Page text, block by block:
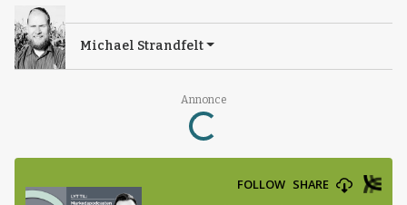
Annonce
Loading...
Michael Strandfelt